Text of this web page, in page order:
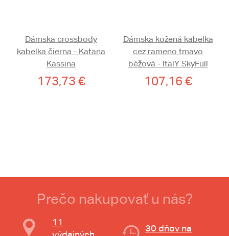
Dámska crossbody
kabelka čierna - Katana
Kassina
173,73 €
Dámska kožená kabelka
cez rameno tmavo
béžová - ItalY SkyFull
107,16 €
Prečo nakupovať u nás?
11
30 dňov na